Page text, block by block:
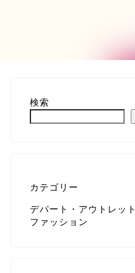
検索
カテゴリー
デパート・アウトレット
ファッション